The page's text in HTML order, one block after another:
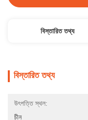
বিস্তারিত তথ্য
বিস্তারিত তথ্য
উৎপত্তি স্থল:
চীন